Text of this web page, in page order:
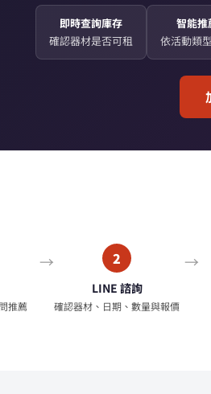
即時查詢庫存
確認器材是否可租
智能推
依活動類
推薦
2
LINE 諮詢
確認器材、日期、數量與報價